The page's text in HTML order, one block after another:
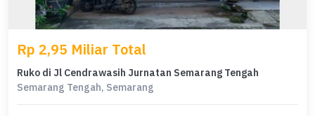
Rp 2,95 Miliar Total
Ruko di Jl Cendrawasih Jurnatan Semarang Tengah
Semarang Tengah, Semarang